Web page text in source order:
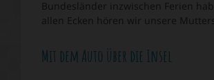
Bundesländer inzwischen Ferien
allen Ecken hören wir unsere
Mit dem Auto über die Insel